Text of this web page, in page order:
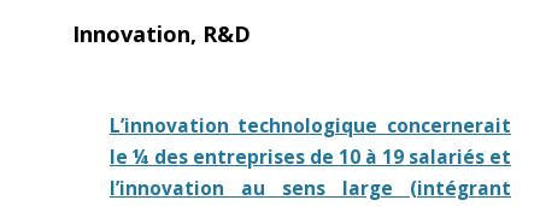
Innovation, R&D
L’innovation technologique concernerait
le ¼ des entreprises de 10 à 19 salariés et
l’innovation au sens large (intégrant